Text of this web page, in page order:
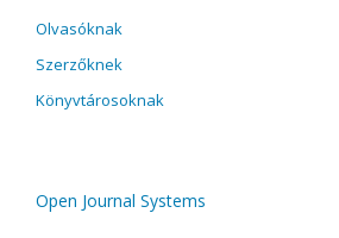
Olvasóknak
Szerzőknek
Könyvtárosoknak
Open Journal Systems